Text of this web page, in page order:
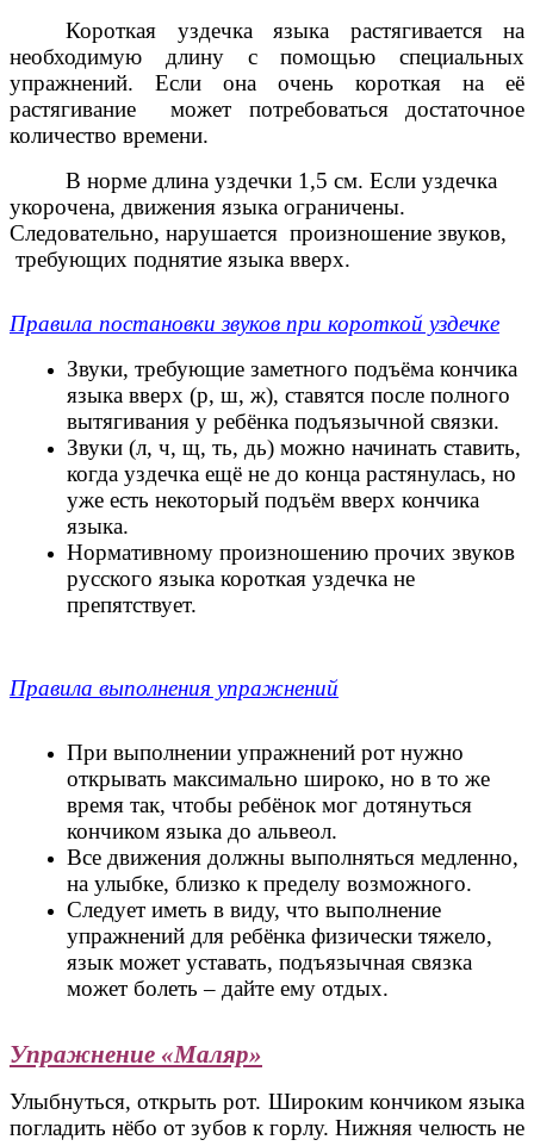
Короткая уздечка языка растягивается на
необходимую длину с помощью специальных
упражнений. Если она очень короткая на её
растягивание может потребоваться достаточное
количество времени.
В норме длина уздечки 1,5 см. Если уздечка
укорочена, движения языка ограничены.
Следовательно, нарушается произношение звуков,
требующих поднятие языка вверх.
Правила постановки звуков при короткой уздечке
Звуки, требующие заметного подъёма кончика
языка вверх (р, ш, ж), ставятся после полного
вытягивания у ребёнка подъязычной связки.
Звуки (л, ч, щ, ть, дь) можно начинать ставить,
когда уздечка ещё не до конца растянулась, но
уже есть некоторый подъём вверх кончика
языка.
Нормативному произношению прочих звуков
русского языка короткая уздечка не
препятствует.
Правила выполнения упражнений
При выполнении упражнений рот нужно
открывать максимально широко, но в то же
время так, чтобы ребёнок мог дотянуться
кончиком языка до альвеол.
Все движения должны выполняться медленно,
на улыбке, близко к пределу возможного.
Следует иметь в виду, что выполнение
упражнений для ребёнка физически тяжело,
язык может уставать, подъязычная связка
может болеть – дайте ему отдых.
Упражнение «Маляр»
Улыбнуться, открыть рот. Широким кончиком языка
погладить нёбо от зубов к горлу. Нижняя челюсть не